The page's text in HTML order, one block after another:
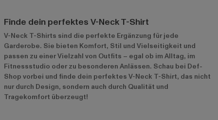
Finde dein perfektes V-Neck T-Shirt
V-Neck T-Shirts sind die perfekte Ergänzung für jede
Garderobe. Sie bieten Komfort, Stil und Vielseitigkeit und
passen zu einer Vielzahl von Outfits – egal ob im Alltag, im
Fitnessstudio oder zu besonderen Anlässen. Schau bei Def-
Shop vorbei und finde dein perfektes V-Neck T-Shirt, das nicht
nur durch Design, sondern auch durch Qualität und
Tragekomfort überzeugt!